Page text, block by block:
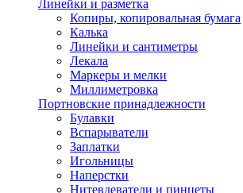
Линейки и разметка
Копиры, копировальная бумага
Калька
Линейки и сантиметры
Лекала
Маркеры и мелки
Миллиметровка
Портновские принадлежности
Булавки
Вспарыватели
Заплатки
Игольницы
Наперстки
Нитевдеватели и пинцеты